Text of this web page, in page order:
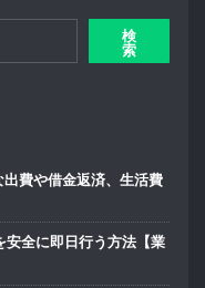
検
索
費や借金返済、生活費
安全に即日行う方法【業